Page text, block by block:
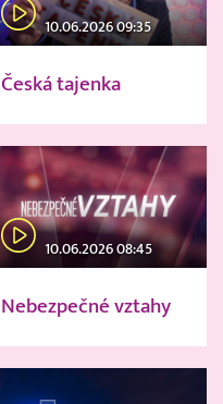
10.06.2026 09:35
Česká tajenka
10.06.2026 08:45
Nebezpečné vztahy